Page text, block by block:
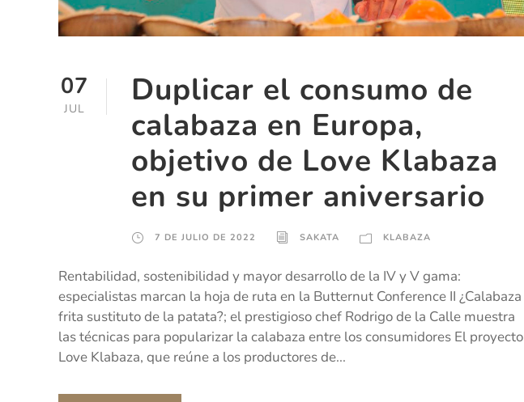
07
JUL
Duplicar el consumo de
calabaza en Europa,
objetivo de Love Klabaza
en su primer aniversario
7 DE JULIO DE 2022 SAKATA KLABAZA
Rentabilidad, sostenibilidad y mayor desarrollo de la IV y V gama:
especialistas marcan la hoja de ruta en la Butternut Conference II ¿Calabaza
frita sustituto de la patata?; el prestigioso chef Rodrigo de la Calle muestra
las técnicas para popularizar la calabaza entre los consumidores El proyecto
Love Klabaza, que reúne a los productores de...